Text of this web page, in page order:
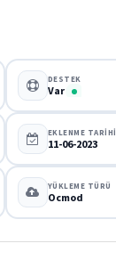
DESTEK
Var
EKLENME TARIHI
11-06-2023
YÜKLEME TÜRÜ
Ocmod